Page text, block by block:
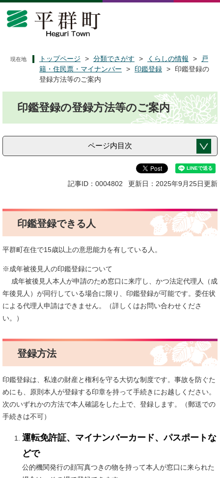
ペ
メ
現在地 トップページ > 分類でさがす > くらしの情報 >
戸
籍・住民票・マイナンバー
> 印鑑登録 >
印鑑登録の
登録方法等のご案内
印鑑登録の登録方法等のご案内
ページ内目次
記事ID：0004802 更新日：2025年9月25日更新
印鑑登録できる人
平群町在住で15歳以上の意思能力を有している人。
※成年被後見人の印鑑登録について
成年被後見人本人が申請のため窓口に来庁し、かつ法定代理人（成
年後見人）が同行している場合に限り、印鑑登録が可能です。委任状
による代理人申請はできません。（詳しくはお問い合わせくださ
い。）
登録方法
印鑑登録は、私達の財産と権利を守る大切な制度です。事故を防ぐた
めにも、原則本人が登録する印章を持って手続きにお越しください。
次のいずれかの方法で本人確認をした上で、登録します。（郵送での
手続きは不可）
運転免許証、マイナンバーカード、パスポートな
どで
公的機関発行の顔写真つきの物を持って本人が窓口に来られた